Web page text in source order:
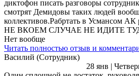
диктофон писать разговоры
смотрят Демидовы таких людей
коллективов.Рабртать в Усмансом
НЕ ВКОЕМ СЛУЧАЕ НЕ ИДИТЕ
Нет вообще
Читать полностью отзыв и
Василий (Сотрудник)
28 янв |